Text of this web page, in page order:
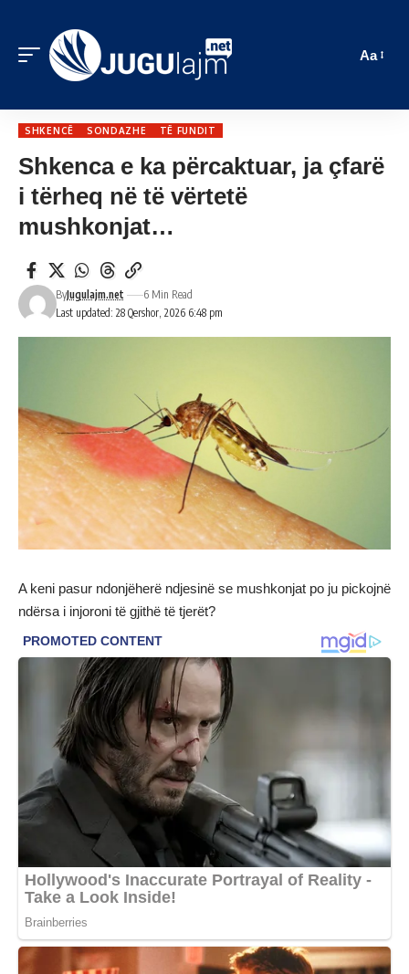
Aa
SHKENCË SONDAZHE TË FUNDIT
Shkenca e ka përcaktuar, ja çfarë
i tërheq në të vërtetë
mushkonjat…
Last updated: 28 Qershor, 2026 6:48 pm
ByJugulajm.net 6 Min Read
A keni pasur ndonjëherë ndjesinë se mushkonjat po ju pickojnë
ndërsa i injoroni të gjithë të tjerët?